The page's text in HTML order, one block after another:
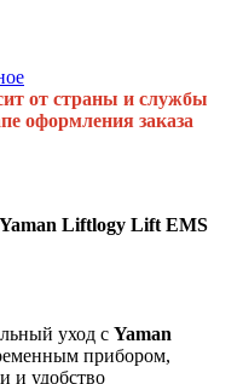
от страны и службы
оформления заказа
Liftlogy Lift EMS
уход с Yaman
прибором,
и удобство